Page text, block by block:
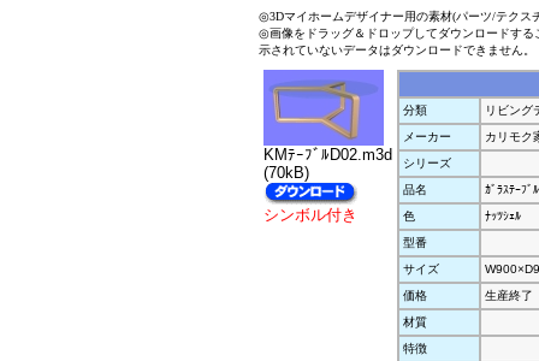
◎3Dマイホームデザイナー用の素材(パーツ/テクス
◎画像をドラッグ＆ドロップしてダウンロードす
示されていないデータはダウンロードできません。
KMﾃｰﾌﾞﾙD02.m3d
(70kB)
シンボル付き
分類
リビング
メーカー
カリモク
シリーズ
品名
ｶﾞﾗｽﾃｰﾌﾞﾙ
色
ﾅｯﾂｼｪﾙ
型番
サイズ
価格
生産終了
材質
特徴